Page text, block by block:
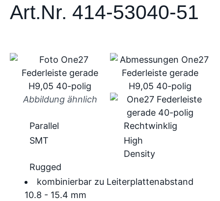
Art.Nr. 414-53040-51
Abbildung ähnlich
kombinierbar zu Leiterplattenabstand
10.8 - 15.4 mm
Parallel
Rechtwinklig
SMT
High
Density
Rugged